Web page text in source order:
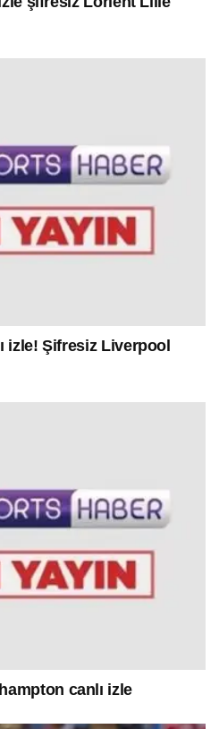
izle! Şifresiz Liverpool
canlı izle